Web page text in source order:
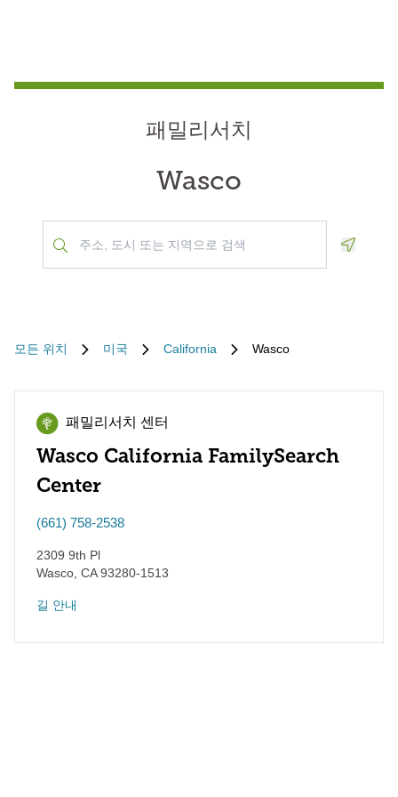
패밀리서치
Wasco
모든 위치 미국 California Wasco
패밀리서치 센터
Wasco California FamilySearch
Center
(661) 758-2538
2309 9th Pl
Wasco CA93280-1513
길 안내